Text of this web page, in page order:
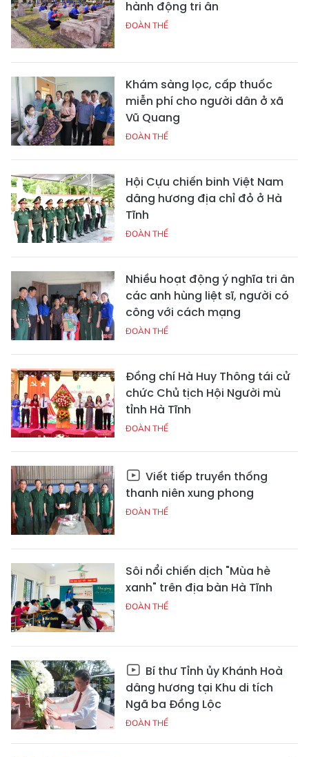
hành động tri ân
ĐOÀN THỂ
Khám sàng lọc, cấp thuốc
miễn phí cho người dân ở xã
Vũ Quang
ĐOÀN THỂ
Hội Cựu chiến binh Việt Nam
dâng hương địa chỉ đỏ ở Hà
Tĩnh
ĐOÀN THỂ
Nhiều hoạt động ý nghĩa tri ân
các anh hùng liệt sĩ, người có
công với cách mạng
ĐOÀN THỂ
Đồng chí Hà Huy Thông tái cử
chức Chủ tịch Hội Người mù
tỉnh Hà Tĩnh
ĐOÀN THỂ
Viết tiếp truyền thống
thanh niên xung phong
ĐOÀN THỂ
Sôi nổi chiến dịch "Mùa hè
xanh" trên địa bàn Hà Tĩnh
ĐOÀN THỂ
Bí thư Tỉnh ủy Khánh Hoà
dâng hương tại Khu di tích
Ngã ba Đồng Lộc
ĐOÀN THỂ